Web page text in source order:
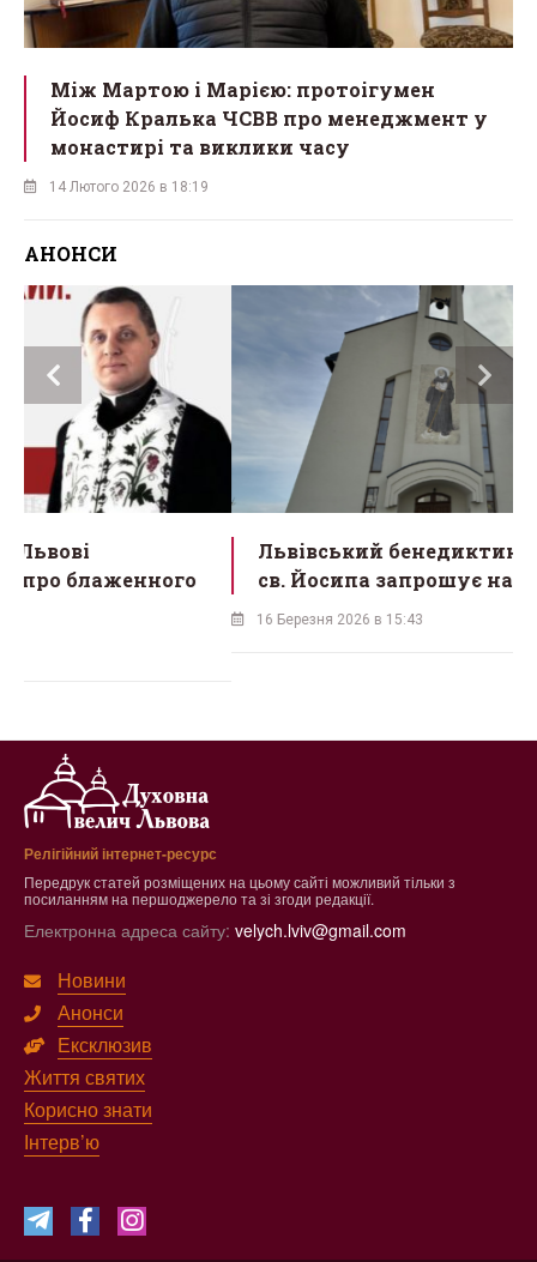
Між Мартою і Марією: протоігумен
Йосиф Кралька ЧСВВ про менеджмент у
монастирі та виклики часу
14 Лютого 2026 в 18:19
АНОНСИ
Львівський бенедиктинський монастир
св. Йосипа запрошує на ювілей
Релігійний інтернет-ресурс
Передрук статей розміщених на цьому сайті можливий тільки з
посиланням на першоджерело та зі згоди редакції.
Електронна адреса сайту: velych.lviv@gmail.com
Новини
Анонси
Ексклюзив
Життя святих
Корисно знати
Інтерв’ю